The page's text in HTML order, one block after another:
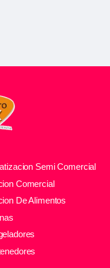
Semi Comercial
Comercial
De Alimentos